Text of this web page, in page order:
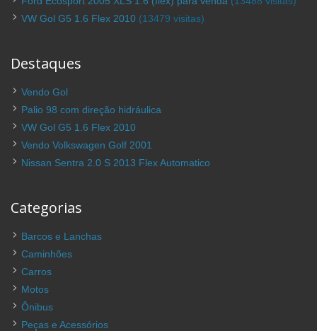
VW Gol G5 1.6 Flex 2010 (13479 visitas)
Destaques
Vendo Gol
Palio 98 com direção hidráulica
VW Gol G5 1.6 Flex 2010
Vendo Volkswagen Golf 2001
Nissan Sentra 2.0 S 2013 Flex Automatico
Categorias
Barcos e Lanchas
Caminhões
Carros
Motos
Ônibus
Peças e Acessórios